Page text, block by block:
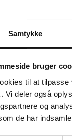
Samtykke
bruger
til at tilpasse
Vi deler også
og
de har
brede reol
hylde har
hvilket gør den
bruges
pakkevogn.
Wirefix er
løsning i walk-in
bruges den